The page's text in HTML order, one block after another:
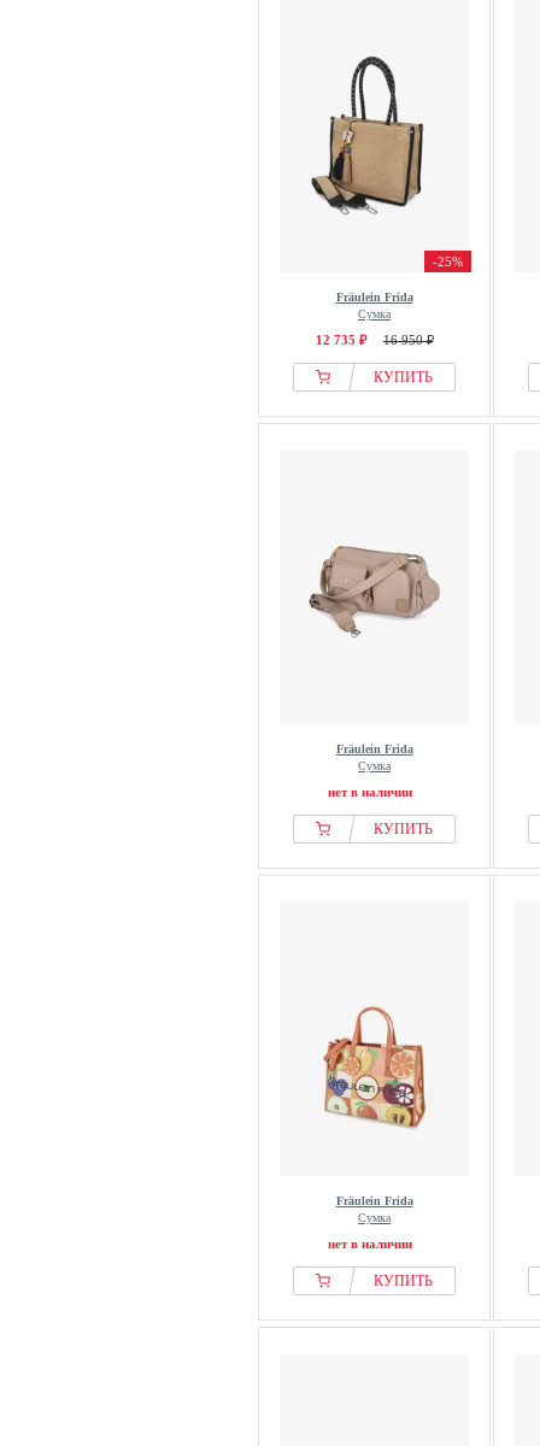
-25%
Fräulein Frida
Сумка
12 735 ₽ 16 950 ₽
КУПИТЬ
Fräulein Frida
Сумка
нет в наличии
КУПИТЬ
Fräulein Frida
Сумка
нет в наличии
КУПИТЬ